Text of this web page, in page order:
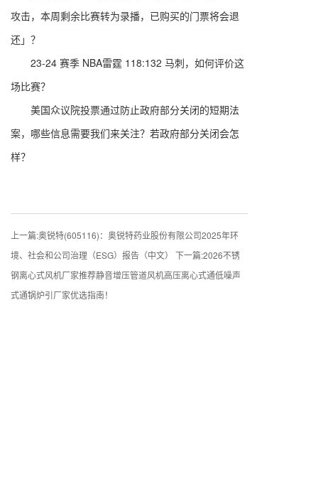
攻击，本周剩余比赛转为录播，已购买的门票将会退
还」？
23-24 赛季 NBA雷霆 118:132 马刺，如何评价这
场比赛？
美国众议院投票通过防止政府部分关闭的短期法
案，哪些信息需要我们来关注？若政府部分关闭会怎
样？
上一篇:奥锐特(605116)：奥锐特药业股份有限公司2025年环
境、社会和公司治理（ESG）报告（中文）
下一篇:2026不锈
钢离心式风机厂家推荐静音增压管道风机高压离心式通低噪声
式通锅炉引厂家优选指南！